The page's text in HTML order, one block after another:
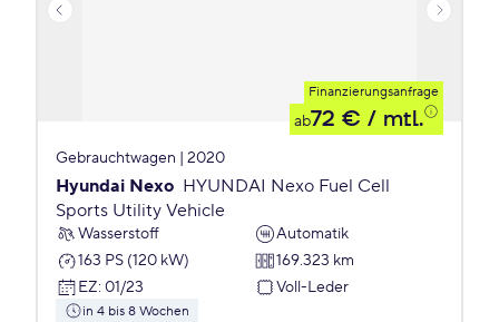
Finanzierungsanfrage
ab72 € / mtl.
Gebrauchtwagen | 2020
Hyundai Nexo HYUNDAI Nexo Fuel Cell
Sports Utility Vehicle
Wasserstoff
Automatik
163 PS (120 kW)
169.323 km
EZ: 01/23 Voll-Leder
in 4 bis 8 Wochen